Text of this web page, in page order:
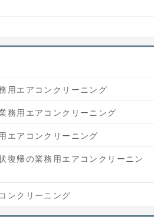
用エアコンクリーニング
務用エアコンクリーニング
エアコンクリーニング
復帰の業務用エアコンクリーニン
ンクリーニング